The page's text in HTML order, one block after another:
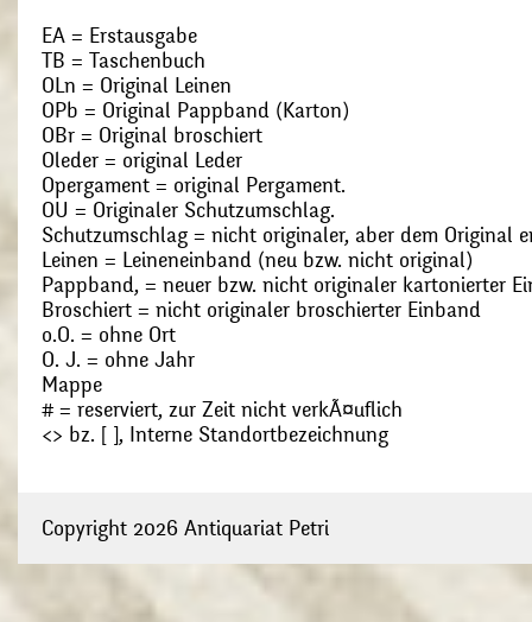
EA = Erstausgabe
TB = Taschenbuch
OLn = Original Leinen
OPb = Original Pappband (Karton)
OBr = Original broschiert
Oleder = original Leder
Opergament = original Pergament.
OU = Originaler Schutzumschlag.
Schutzumschlag = nicht originaler, aber dem Original
Leinen = Leineneinband (neu bzw. nicht original)
Pappband, = neuer bzw. nicht originaler kartonierter
Broschiert = nicht originaler broschierter Einband
o.O. = ohne Ort
O. J. = ohne Jahr
Mappe
# = reserviert, zur Zeit nicht verkÃ¤uflich
<> bz. [ ], Interne Standortbezeichnung
Copyright 2026 Antiquariat Petri